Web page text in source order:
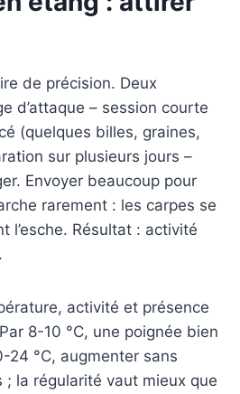
de précision. Deux
d’attaque – session courte
(quelques billes, graines,
sur plusieurs jours –
Envoyer beaucoup pour
rarement : les carpes se
l’esche. Résultat : activité
activité et présence
8-10 °C, une poignée bien
24 °C, augmenter sans
; la régularité vaut mieux que